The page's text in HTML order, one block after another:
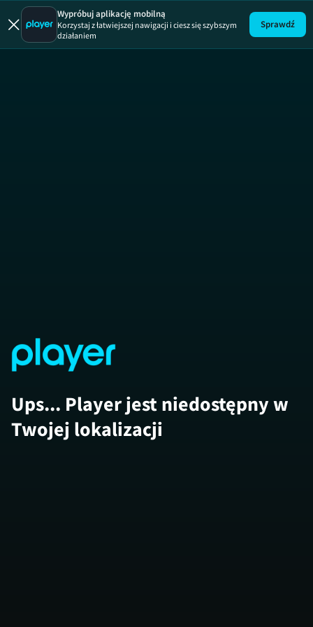
Wypróbuj aplikację mobilną
Korzystaj z łatwiejszej nawigacji i ciesz się szybszym
działaniem
Sprawdź
Ups... Player jest niedostępny w
Twojej lokalizacji